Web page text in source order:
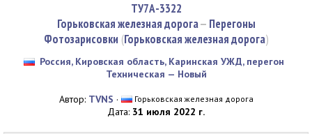
ТУ7А-3322
Горьковская железная дорога— Перегоны
Фотозарисовки (Горьковская железная дорога)
Россия, Кировская область, Каринская УЖД, перегон
Техническая — Новый
Автор: TVNS · Горьковская железная дорога
Дата: 31 июля 2022 г.